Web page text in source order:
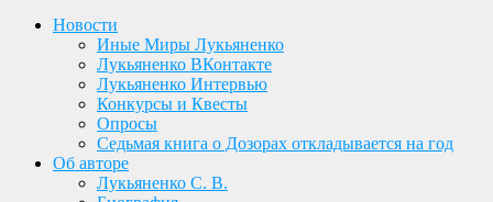
Лукьяненко С. В.
Официальный сайт
содержимому
Новости
Иные Миры Лукьяненко
Лукьяненко ВКонтакте
Лукьяненко Интервью
Конкурсы и Квесты
Опросы
Седьмая книга о Дозорах откладывается на год
Об авторе
Лукьяненко С. В.